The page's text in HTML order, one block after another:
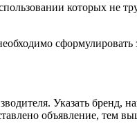
которых не
сформулировать
Указать бренд,
объявление, тем